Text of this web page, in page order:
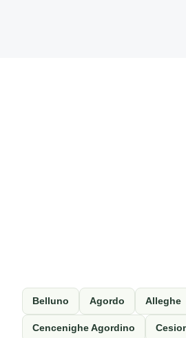
Belluno Agordo Alleghe
Cencenighe Agordino